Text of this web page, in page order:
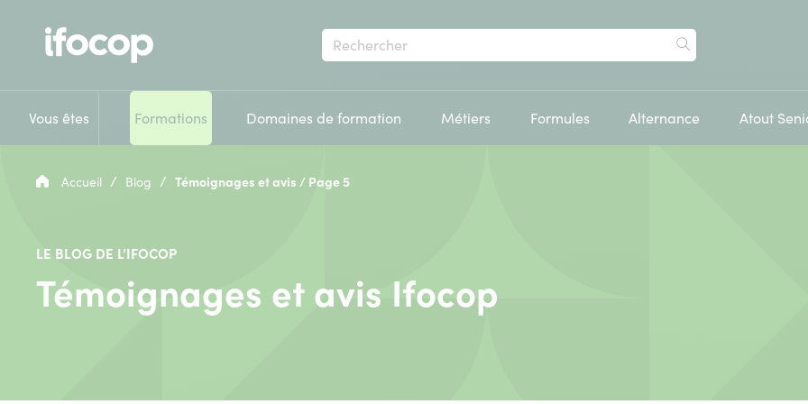
Votre
recherche
Rechercher
Vous êtes Formations Domaines de formation Métiers Formules Alternance Atout
Accueil / Blog / Témoignages et avis / Page 5
LE BLOG DE L’IFOCOP
Témoignages et avis Ifocop